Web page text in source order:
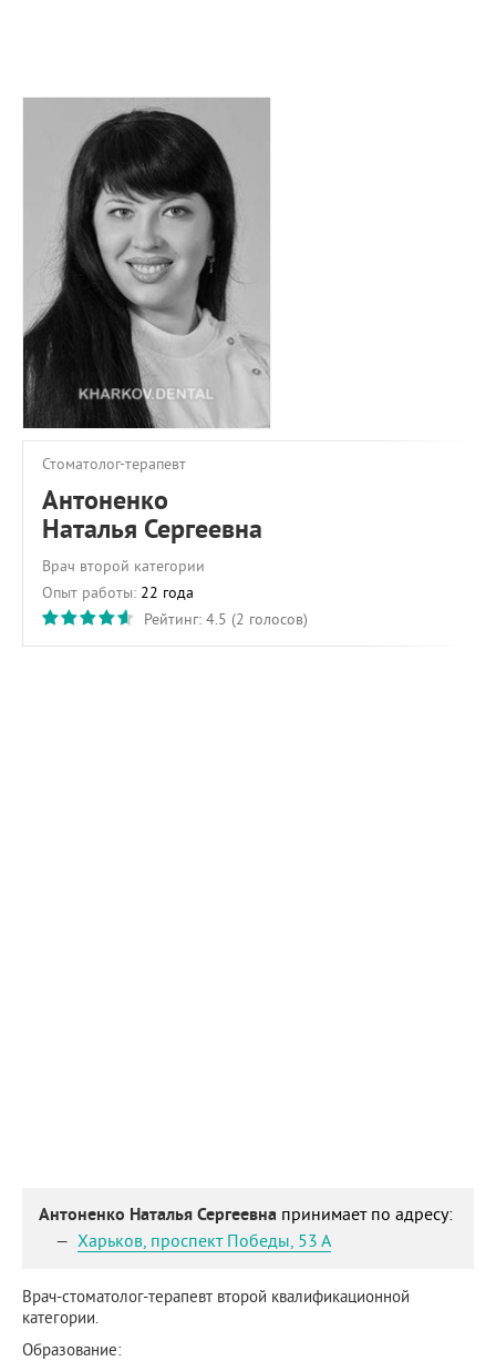
О ПРОЕКТЕ
ОБРАТНАЯ СВЯЗЬ
Стоматолог-терапевт
Антоненко
Наталья Сергеевна
Врач второй категории
Опыт работы: 22 года
Рейтинг: 4.5 (2 голосов)
Антоненко Наталья Сергеевна принимает по адресу:
Харьков, проспект Победы, 53 А
Врач-стоматолог-терапевт второй квалификационной
категории.
Образование: